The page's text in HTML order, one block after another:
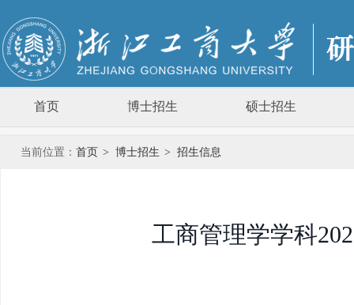
首页 博士招生 硕士招生
当前位置： 首页 > 博士招生 > 招生信息
工商管理学学科